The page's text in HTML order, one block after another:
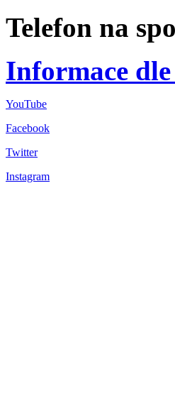
Telefon na
Informace
YouTube
Facebook
Twitter
Instagram